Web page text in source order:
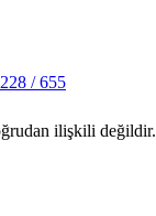
/ 655
ilişkili değildir.